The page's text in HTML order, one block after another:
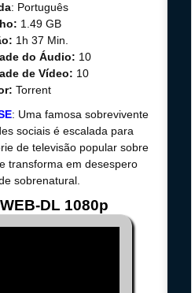
: Português
1.49 GB
1h 37 Min.
do Áudio: 10
de Vídeo: 10
Torrent
: Uma famosa sobrevivente
sociais é escalada para
de televisão popular sobre
transforma em desespero
sobrenatural.
DL 1080p